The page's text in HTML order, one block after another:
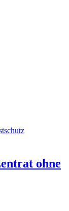
ohne